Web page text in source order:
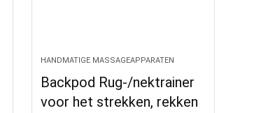
HANDMATIGE MASSAGEAPPARATEN
Backpod Rug-/nektrainer
voor het strekken, rekken